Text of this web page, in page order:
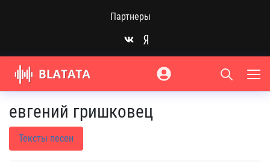
Партнеры
евгений гришковец
Тексты песен